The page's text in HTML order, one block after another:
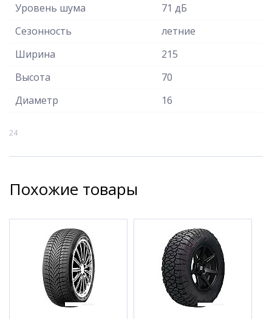
Уровень шума
71 дБ
Сезонность
летние
Ширина
215
Высота
70
Диаметр
16
24
Похожие товары